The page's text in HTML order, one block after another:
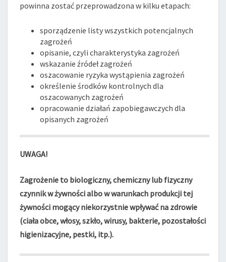
powinna zostać przeprowadzona w kilku etapach:
sporządzenie listy wszystkich potencjalnych
zagrożeń
opisanie, czyli charakterystyka zagrożeń
wskazanie źródeł zagrożeń
oszacowanie ryzyka wystąpienia zagrożeń
określenie środków kontrolnych dla
oszacowanych zagrożeń
opracowanie działań zapobiegawczych dla
opisanych zagrożeń
UWAGA!
Zagrożenie to biologiczny, chemiczny lub fizyczny
czynnik w żywności albo w warunkach produkcji tej
żywności mogący niekorzystnie wpływać na zdrowie
(ciała obce, włosy, szkło,wirusy, bakterie, pozostałości
higienizacyjne, pestki, itp.).